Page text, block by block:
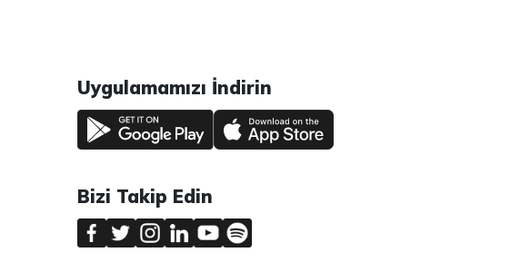
Uygulamamızı İndirin
Bizi Takip Edin